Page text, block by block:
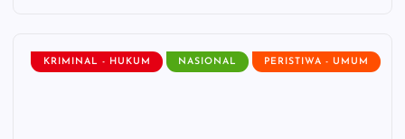
KRIMINAL - HUKUM NASIONAL PERISTIWA - UMUM